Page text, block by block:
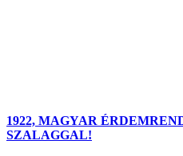
1922, MAGYAR
SZALAGGAL!